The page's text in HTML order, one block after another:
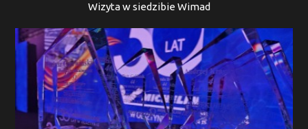
Wizyta w siedzibie Wimad